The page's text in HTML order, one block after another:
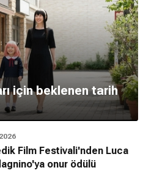
için beklenen tarih
Film Festivali'nden Luca
onur ödülü